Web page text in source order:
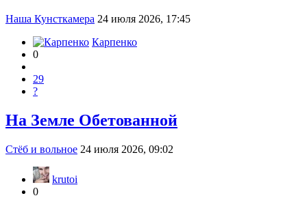
Наша Кунсткамера 24 июля 2026, 17:45
Карпенко
0
29
?
На Земле Обетованной
Стёб и вольное 24 июля 2026, 09:02
krutoi
0